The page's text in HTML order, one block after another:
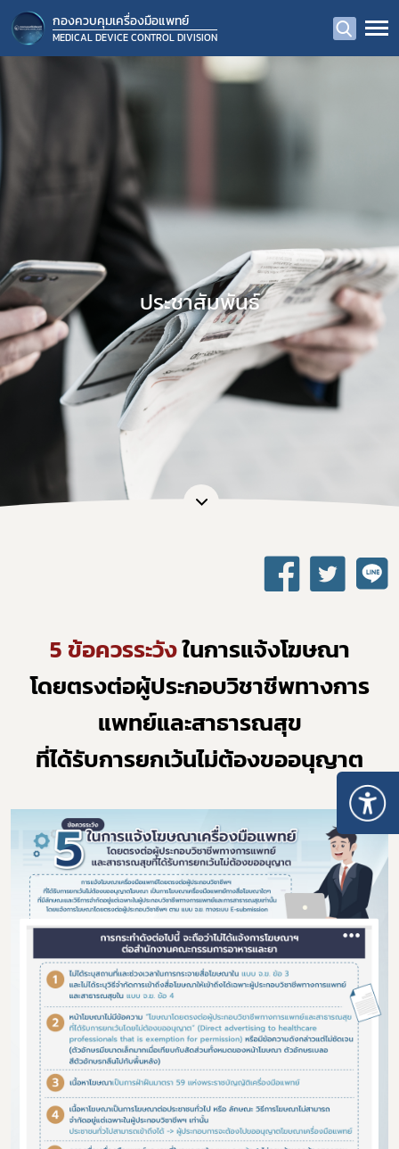
กองควบคุมเครื่องมือแพทย์
MEDICAL DEVICE CONTROL DIVISION
ประชาสัมพันธ์
5 ข้อควรระวัง ในการแจ้งโฆษณา
โดยตรงต่อผู้ประกอบวิชาชีพทางการ
แพทย์และสาธารณสุข
ที่ได้รับการยกเว้นไม่ต้องขออนุญาต